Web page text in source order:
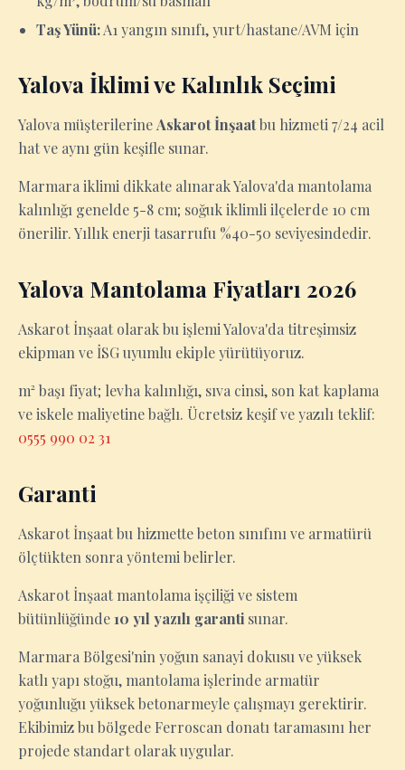
Taş Yünü:A1 yangın sınıfı, yurt/hastane/AVM için
Yalova İklimi ve Kalınlık Seçimi
Yalova müşterilerineAskarot İnşaatbu hizmeti 7/24 acil
hat ve aynı gün keşifle sunar.
Marmara iklimi dikkate alınarak Yalova'da mantolama
kalınlığı genelde 5-8 cm; soğuk iklimli ilçelerde 10 cm
önerilir. Yıllık enerji tasarrufu %40-50 seviyesindedir.
Yalova Mantolama Fiyatları 2026
Askarot İnşaat olarak bu işlemi Yalova'da titreşimsiz
ekipman ve İSG uyumlu ekiple yürütüyoruz.
m² başı fiyat; levha kalınlığı, sıva cinsi, son kat kaplama
ve iskele maliyetine bağlı. Ücretsiz keşif ve yazılı teklif:
0555 990 02 31
Garanti
Askarot İnşaat bu hizmette beton sınıfını ve armatürü
ölçtükten sonra yöntemi belirler.
Askarot İnşaat mantolama işçiliği ve sistem
bütünlüğünde10 yıl yazılı garanti sunar.
Marmara Bölgesi'nin yoğun sanayi dokusu ve yüksek
katlı yapı stoğu, mantolama işlerinde armatür
yoğunluğu yüksek betonarmeyle çalışmayı gerektirir.
Ekibimiz bu bölgede Ferroscan donatı taramasını her
projede standart olarak uygular.